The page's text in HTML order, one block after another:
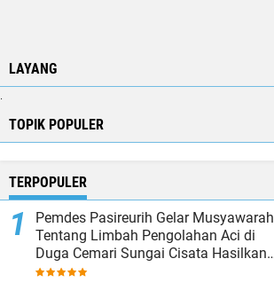
LAYANG
.
TOPIK POPULER
TERPOPULER
Pemdes Pasireurih Gelar Musyawarah
Tentang Limbah Pengolahan Aci di
Duga Cemari Sungai Cisata Hasilkan
Kesepakatan Tutup Sementara